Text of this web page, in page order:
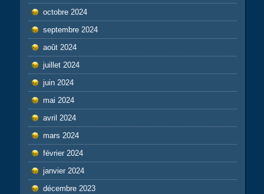
octobre 2024
septembre 2024
août 2024
juillet 2024
juin 2024
mai 2024
avril 2024
mars 2024
février 2024
janvier 2024
décembre 2023